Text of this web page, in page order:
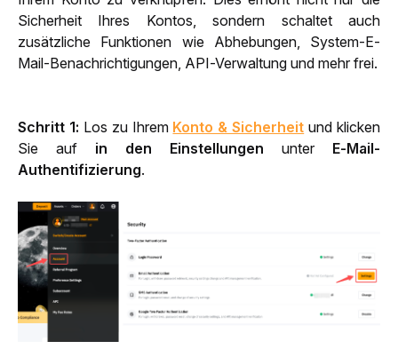
Sicherheit Ihres Kontos, sondern schaltet auch
zusätzliche Funktionen wie Abhebungen, System-E-
Mail-Benachrichtigungen, API-Verwaltung und mehr frei.
Schritt 1: Los zu Ihrem Konto & Sicherheit und klicken
Sie auf in den Einstellungen unter E-Mail-
Authentifizierung.